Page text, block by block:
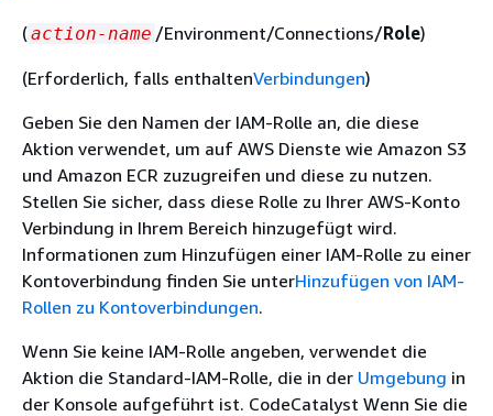
(action-name /Environment/Connections/Role)
(Erforderlich, falls enthaltenVerbindungen)
Geben Sie den Namen der IAM-Rolle an, die diese
Aktion verwendet, um auf AWS Dienste wie Amazon S3
und Amazon ECR zuzugreifen und diese zu nutzen.
Stellen Sie sicher, dass diese Rolle zu Ihrer AWS-Konto
Verbindung in Ihrem Bereich hinzugefügt wird.
Informationen zum Hinzufügen einer IAM-Rolle zu einer
Kontoverbindung finden Sie unterHinzufügen von IAM-
Rollen zu Kontoverbindungen.
Wenn Sie keine IAM-Rolle angeben, verwendet die
Aktion die Standard-IAM-Rolle, die in der Umgebung in
der Konsole aufgeführt ist. CodeCatalyst Wenn Sie die